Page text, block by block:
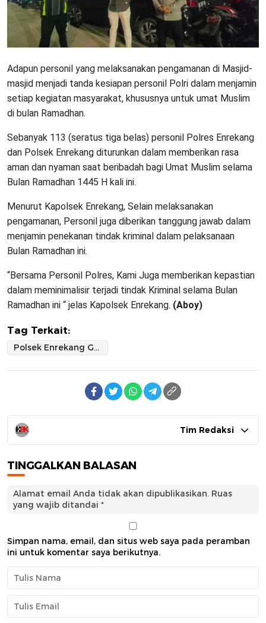
Adapun personil yang melaksanakan pengamanan di Masjid-
masjid menjadi tanda kesiapan personil Polri dalam menjamin
setiap kegiatan masyarakat, khususnya untuk umat Muslim
di bulan Ramadhan.
Sebanyak 113 (seratus tiga belas) personil Polres Enrekang
dan Polsek Enrekang diturunkan dalam memberikan rasa
aman dan nyaman saat beribadah bagi Umat Muslim selama
Bulan Ramadhan 1445 H kali ini.
Menurut Kapolsek Enrekang, Selain melaksanakan
pengamanan, Personil juga diberikan tanggung jawab dalam
menjamin penekanan tindak kriminal dalam pelaksanaan
Bulan Ramadhan ini.
“Bersama Personil Polres, Kami Juga memberikan kepastian
dalam meminimalisir terjadi tindak Kriminal selama Bulan
Ramadhan ini “ jelas Kapolsek Enrekang. (Aboy)
Tag Terkait:
Polsek Enrekang Gelar Pengamanan Disetiap Masjid saat Pelaksanaan Shalat Tarawih
Tim Redaksi
TINGGALKAN BALASAN
Alamat email Anda tidak akan dipublikasikan. Ruas
yang wajib ditandai *
Simpan nama, email, dan situs web saya pada peramban
ini untuk komentar saya berikutnya.